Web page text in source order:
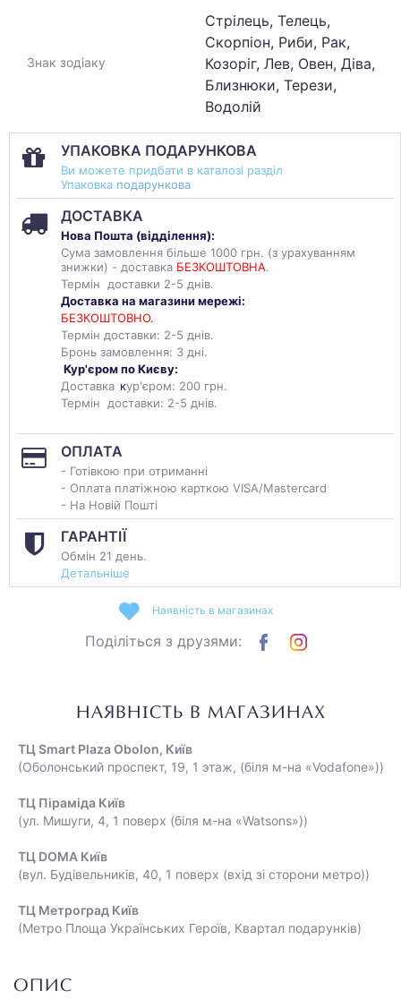
Знак зодіаку
Стрілець, Телець,
Скорпіон, Риби, Рак,
Козоріг, Лев, Овен, Діва,
Близнюки, Терези,
Водолій
УПАКОВКА ПОДАРУНКОВА
Ви можете придбати в каталозі разділ
Упаковка подарункова
ДОСТАВКА
Нова Пошта (відділення):
Сума замовлення більше 1000 грн. (з урахуванням
знижки) - доставка БЕЗКОШТОВНА.
Термін доставки 2-5 днів.
Доставка на магазини мережі:
БЕЗКОШТОВНО.
Термін доставки: 2-5 днів.
Бронь замовлення: 3 дні.
Кур'єром по Києву:
Доставка кур'єром: 200 грн.
Термін доставки: 2-5 днів.
ОПЛАТА
- Готівкою при отриманні
- Оплата платіжною карткою VISA/Mastercard
- На Новій Пошті
ГАРАНТІЇ
Обмін 21 день.
Детальніше
Наявність в магазинах
Поділіться з друзями:
НАЯВНІСТЬ В МАГАЗИНАХ
ТЦ Smart Plaza Obolon, Київ
(Оболонський проспект, 19, 1 этаж, (біля м-на «Vodafone»))
ТЦ Піраміда Київ
(ул. Мишуги, 4, 1 поверх (біля м-на «Watsons»))
ТЦ DOMA Київ
(вул. Будівельників, 40, 1 поверх (вхід зі сторони метро))
ТЦ Метроград Київ
(Метро Площа Українських Героїв, Квартал подарунків)
ОПИС